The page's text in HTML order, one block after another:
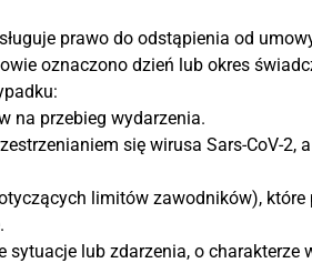
prawo do odstąpienia od
oznaczono dzień lub okres
na przebieg wydarzenia.
się wirusa Sars-CoV-2,
limitów zawodników), które
lub zdarzenia, o charakterze